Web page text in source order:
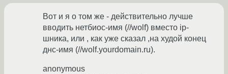
Вот и я о том же - действительно лучше
вводить нетбиос-имя (//wolf) вместо ip-
шника, или , как уже сказал ,на худой конец
днс-имя (//wolf.yourdomain.ru).
anonymous